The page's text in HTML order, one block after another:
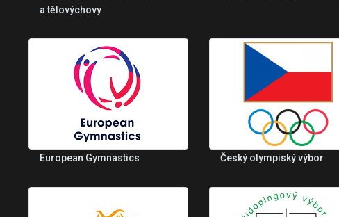
a tělovýchovy
European Gymnastics Český olympiský výbor